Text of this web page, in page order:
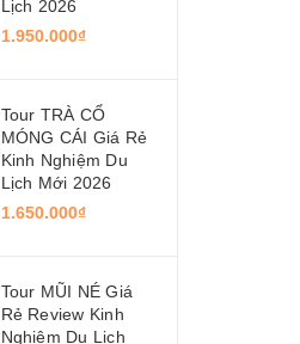
Lịch 2026
1.950.000₫
Tour TRÀ CỔ
MÓNG CÁI Giá Rẻ
Kinh Nghiệm Du
Lịch Mới 2026
1.650.000₫
Tour MŨI NÉ Giá
Rẻ Review Kinh
Nghiệm Du Lịch